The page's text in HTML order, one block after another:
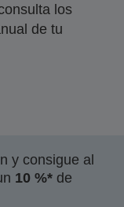
los
de tu
y consigue al
10 %* de